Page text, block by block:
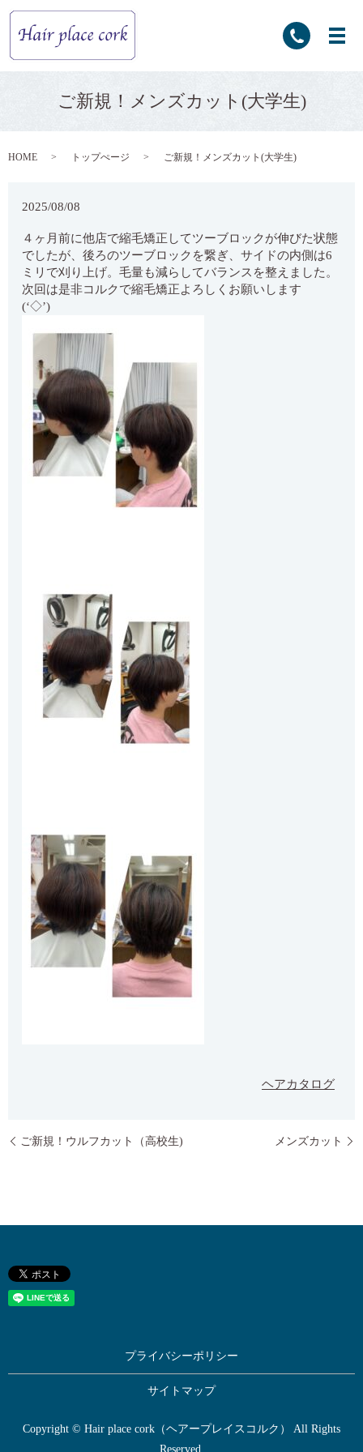
ご新規！メンズカット(大学生)
HOME トップぺージ ご新規！メンズカット(大学生)
2025/08/08
４ヶ月前に他店で縮毛矯正してツーブロックが伸びた状態
でしたが、後ろのツーブロックを繋ぎ、サイドの内側は6
ミリで刈り上げ。毛量も減らしてバランスを整えました。
次回は是非コルクで縮毛矯正よろしくお願いします
(‘◇’)ゞ
ヘアカタログ
ご新規！ウルフカット（高校生) メンズカット
プライバシーポリシー
サイトマップ
Copyright © Hair place cork（ヘアープレイスコルク） All Rights
Reserved.